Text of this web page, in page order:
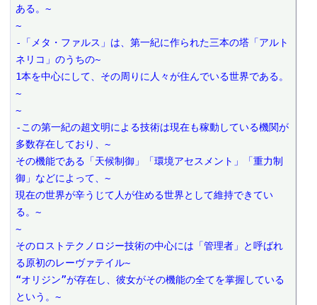
ある。~
~
-「メタ・ファルス」は、第一紀に作られた三本の塔「アルト
ネリコ」のうちの~
1本を中心にして、その周りに人々が住んでいる世界である。
~
~
-この第一紀の超文明による技術は現在も稼動している機関が
多数存在しており、~
その機能である「天候制御」「環境アセスメント」「重力制
御」などによって、~
現在の世界が辛うじて人が住める世界として維持できてい
る。~
~
そのロストテクノロジー技術の中心には「管理者」と呼ばれ
る原初のレーヴァテイル~
“オリジン”が存在し、彼女がその機能の全てを掌握している
という。~